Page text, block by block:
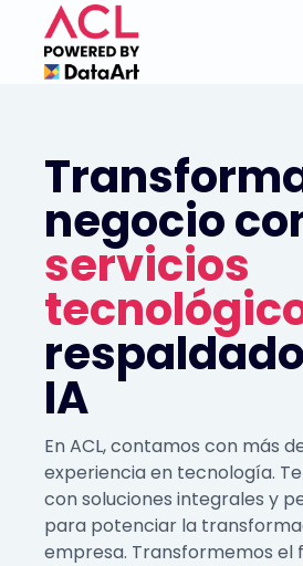
negocio
servicios
IA
En ACL, contamos con más
experiencia en tecnología.
con soluciones integrales y
para potenciar la
empresa. Transformemos el